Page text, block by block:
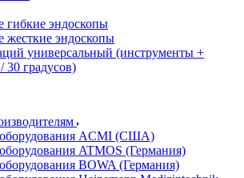
гибкие эндоскопы
жесткие эндоскопы
универсальный (инструменты +
30 градусов)
ACMI (США)
ATMOS (Германия)
BOWA (Германия)